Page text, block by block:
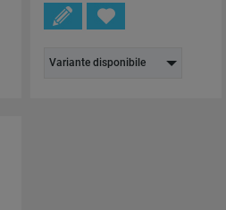
Variante disponibile